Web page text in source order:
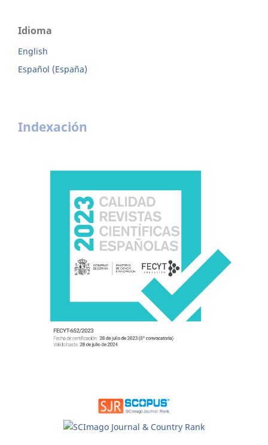
Idioma
English
Español (España)
Indexación